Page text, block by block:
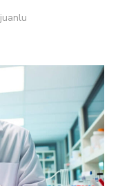
Autor
juanlu